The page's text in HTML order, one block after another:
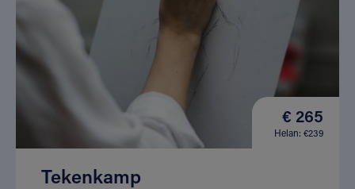
€ 265
Helan: €239
Tekenkamp